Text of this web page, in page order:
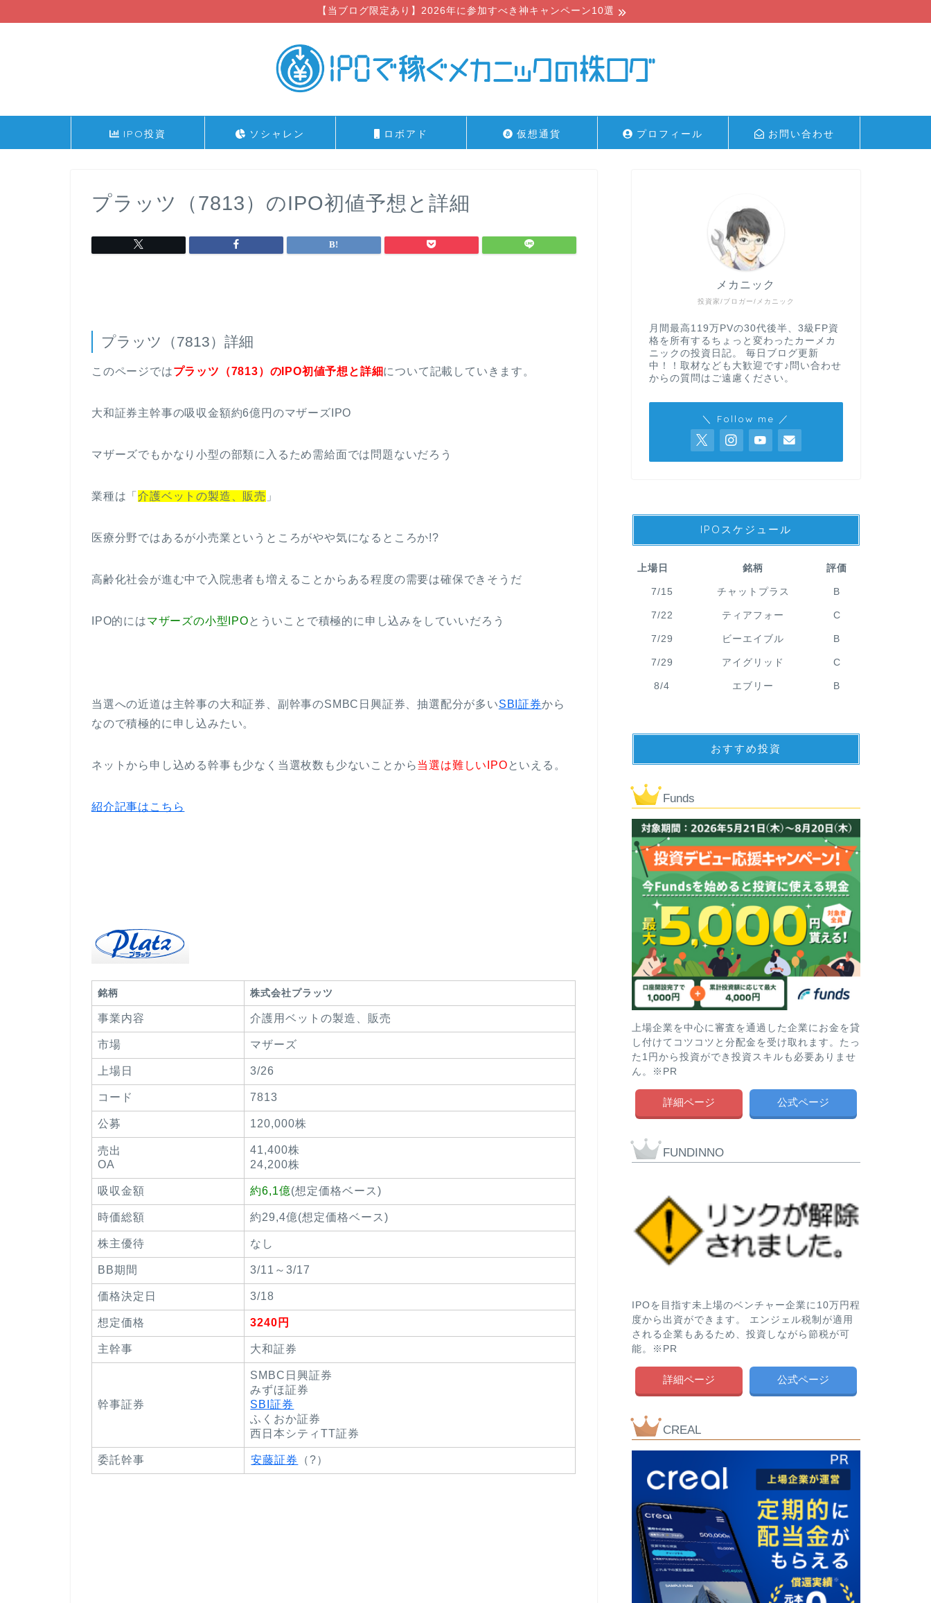
【当ブログ限定あり】2026年に参加すべき神キャンペーン10選
IPO投資 ソシャレン ロボアド 仮想通貨 プロフィール お問い合わせ
プラッツ（7813）のIPO初値予想と詳細
プラッツ（7813）詳細
このページではプラッツ（7813）のIPO初値予想と詳細について記載していきます。
大和証券主幹事の吸収金額約6億円のマザーズIPO
マザーズでもかなり小型の部類に入るため需給面では問題ないだろう
業種は「介護ベットの製造、販売 」
医療分野ではあるが小売業というところがやや気になるところか!?
高齢化社会が進む中で入院患者も増えることからある程度の需要は確保できそうだ
IPO的にはマザーズの小型IPO とういことで積極的に申し込みをしていいだろう
当選への近道は主幹事の大和証券、副幹事のSMBC日興証券、抽選配分が多いSBI証券から
なので積極的に申し込みたい。
ネットから申し込める幹事も少なく当選枚数も少ないことから当選は難しいIPO といえる。
紹介記事はこちら
銘柄 株式会社プラッツ
事業内容 介護用ベットの製造、販売
市場 マザーズ
上場日 3/26
コード 7813
公募 120,000株
売出
OA
41,400株
24,200株
吸収金額 約6,1億(想定価格ベース)
時価総額 約29,4億(想定価格ベース)
株主優待 なし
BB期間 3/11～3/17
価格決定日 3/18
想定価格 3240円
主幹事 大和証券
幹事証券
SMBC日興証券
みずほ証券
SBI証券
ふくおか証券
西日本シティTT証券
委託幹事 安藤証券 （?）
投資家/ブロガー/メカニック
メカニック
月間最高119万PVの30代後半、3級FP資
格を所有するちょっと変わったカーメカ
ニックの投資日記。 毎日ブログ更新
中！！取材なども大歓迎です♪問い合わせ
からの質問はご遠慮ください。
＼ Follow me ／
IPOスケジュール
上場日 銘柄 評価
7/15 チャットプラス B
7/22 ティアフォー C
7/29 ビーエイブル B
7/29 アイグリッド C
8/4 エブリー B
おすすめ投資
Funds
上場企業を中心に審査を通過した企業にお金を貸
し付けてコツコツと分配金を受け取れます。たっ
た1円から投資ができ投資スキルも必要ありませ
ん。※PR
詳細ページ 公式ページ
FUNDINNO
IPOを目指す未上場のベンチャー企業に10万円程
度から出資ができます。 エンジェル税制が適用
される企業もあるため、投資しながら節税が可
能。※PR
詳細ページ 公式ページ
CREAL